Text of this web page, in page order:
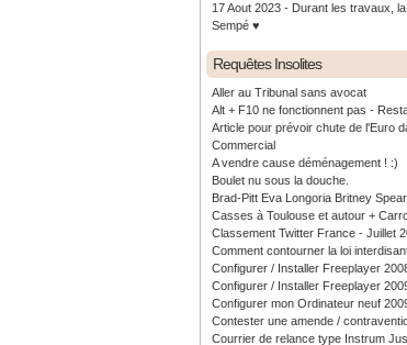
17 Aout 2023 - Durant les travaux,
Sempé ♥️
Requêtes Insolites
Aller au Tribunal sans avocat
Alt + F10 ne fonctionnent pas -
Article pour prévoir chute de l'Euro
Commercial
A vendre cause déménagement ! :)
Boulet nu sous la douche.
Brad-Pitt Eva Longoria Britney
Casses à Toulouse et autour +
Classement Twitter France - Juillet
Comment contourner la loi
Configurer / Installer Freeplayer
Configurer / Installer Freeplayer
Configurer mon Ordinateur neuf
Contester une amende /
Courrier de relance type Instrum